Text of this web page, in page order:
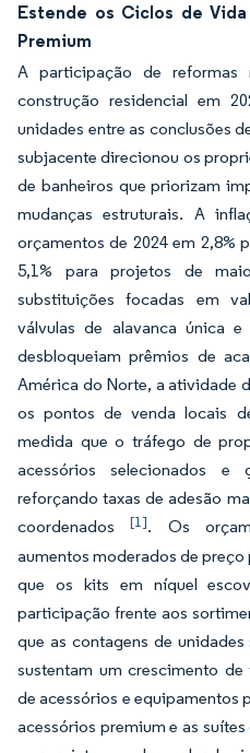
Estende os Ciclos de
Premium
A participação de reformas
construção residencial em
unidades entre as conclusões
subjacente direcionou os
de banheiros que priorizam
mudanças estruturais. A
orçamentos de 2024 em 2,8%
5,1% para projetos de
substituições focadas em
válvulas de alavanca única
desbloqueiam prêmios de
América do Norte, a atividade
os pontos de venda locais
medida que o tráfego de
acessórios selecionados e
reforçando taxas de adesão
coordenados[1]. Os
aumentos moderados de
que os kits em níquel
participação frente aos
que as contagens de
sustentam um crescimento
de acessórios e equipamentos
acessórios premium e as